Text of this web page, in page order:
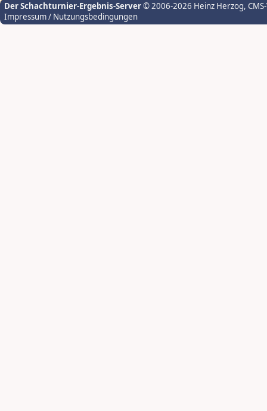
Der Schachturnier-Ergebnis-Server© 2006-2026 Heinz Herzog,
Impressum / Nutzungsbedingungen